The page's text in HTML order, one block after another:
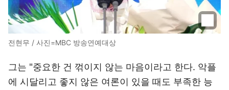
전현무 / 사진=MBC 방송연예대상
그는 "중요한 건 꺾이지 않는 마음이라고 한다. 악플
에 시달리고 좋지 않은 여론이 있을 때도 부족한 능